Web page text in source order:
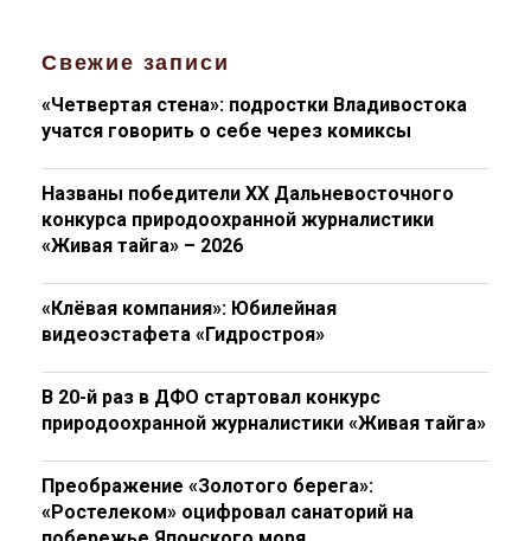
Свежие записи
«Четвертая стена»: подростки Владивостока
учатся говорить о себе через комиксы
Названы победители XX Дальневосточного
конкурса природоохранной журналистики
«Живая тайга» – 2026
«Клёвая компания»: Юбилейная
видеоэстафета «Гидростроя»
В 20-й раз в ДФО стартовал конкурс
природоохранной журналистики «Живая тайга»
Преображение «Золотого берега»:
«Ростелеком» оцифровал санаторий на